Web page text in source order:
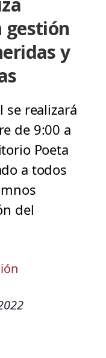
gestión
y
se realizará
de 9:00 a
Poeta
a todos
del